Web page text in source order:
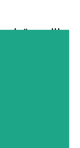
مطالب مرتبط ...